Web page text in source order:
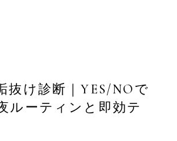
抜け診断｜YES/NOで
ルーティンと即効テ